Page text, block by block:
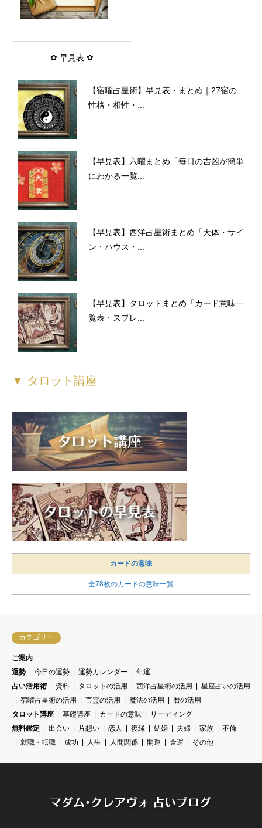
✿ 早見表 ✿
【宿曜占星術】早見表・まとめ｜27宿の
性格・相性・...
【早見表】六曜まとめ「毎日の吉凶が簡単
にわかる一覧...
【早見表】西洋占星術まとめ「天体・サイ
ン・ハウス・...
【早見表】タロットまとめ「カード意味一
覧表・スプレ...
▼ タロット講座
カードの意味
全78枚のカードの意味一覧
カテゴリー
ご案内
運勢
今日の運勢 運勢カレンダー
年運
占い活用術
資料 タロットの活用 西洋占星術の活用
星座占いの活用
宿曜占星術の活用
言霊の活用 魔法の活用
暦の活用
タロット講座
基礎講座 カードの意味
リーディング
無料鑑定
出会い 片想い 恋人 復縁 結婚 夫婦 家族
不倫
就職・転職
成功 人生 人間関係 開運 金運 その他